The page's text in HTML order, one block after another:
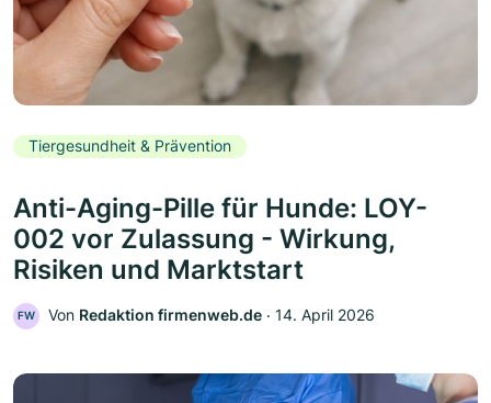
Tiergesundheit & Prävention
Anti-Aging-Pille für Hunde: LOY-
002 vor Zulassung - Wirkung,
Risiken und Marktstart
FW Von Redaktion firmenweb.de ‧ 14. April 2026